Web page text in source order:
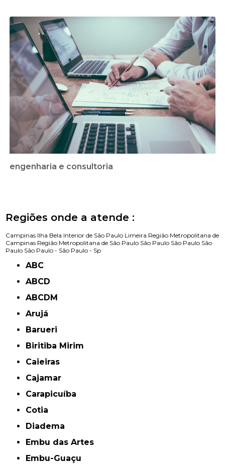
engenharia e consultoria
Regiões onde a atende :
Campinas Ilha Bela Interior de São Paulo Limeira Região Metropolitana de
Campinas Região Metropolitana de São Paulo São Paulo São Paulo São
Paulo São Paulo - São Paulo - Sp
ABC
ABCD
ABCDM
Arujá
Barueri
Biritiba Mirim
Caieiras
Cajamar
Carapicuíba
Cotia
Diadema
Embu das Artes
Embu-Guaçu